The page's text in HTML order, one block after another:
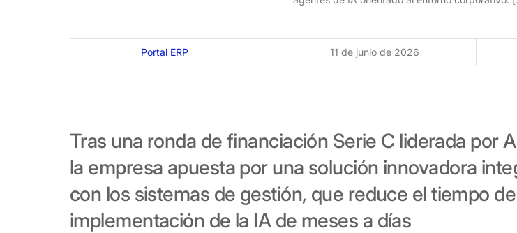
Portal ERP 11 de junio de 2026
Tras una ronda de financiación Serie C liderada por
la empresa apuesta por una solución innovadora
con los sistemas de gestión, que reduce el tiempo de
implementación de la IA de meses a días